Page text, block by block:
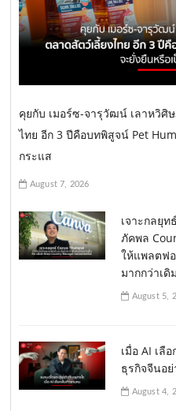
คุยกับ เมอร์ซ-จารุวัฒน์ เลาหวิศิ
ไทย อีก 3 ปีคือบทพิสูจน์ Pet
กระแส
August 7, 2026
เจาะกลยุ
ภัคพล
ให้แพลตฟ
มากกว่าเดิม
August 5,
เมื่อ AI เลื
ธุรกิจจีนอ
August 4,